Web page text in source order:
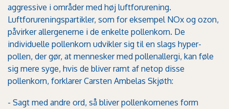
aggressive i områder med høj luftforurening.
Luftforureningspartikler, som for eksempel NOx og ozon,
påvirker allergenerne i de enkelte pollenkorn. De
individuelle pollenkorn udvikler sig til en slags hyper-
pollen, der gør, at mennesker med pollenallergi, kan føle
sig mere syge, hvis de bliver ramt af netop disse
pollenkorn, forklarer Carsten Ambelas Skjøth:
- Sagt med andre ord, så bliver pollenkornenes form